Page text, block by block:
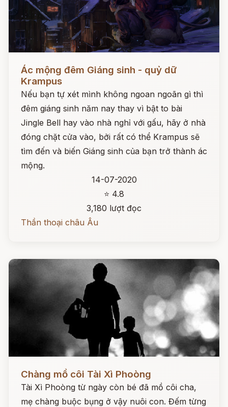
Đọc ngay
Ác mộng đêm Giáng sinh - quỷ dữ
Krampus
Nếu bạn tự xét mình không ngoan ngoãn gì thì
đêm giáng sinh năm nay thay vì bật to bài
Jingle Bell hay vào nhà nghỉ với gấu, hãy ở nhà
đóng chặt cửa vào, bởi rất có thể Krampus sẽ
tìm đến và biến Giáng sinh của bạn trở thành ác
mộng.
14-07-2020
⭐ 4.8
3,180 lượt đọc
Thần thoại châu Âu
Chàng mồ côi Tài Xì Phoòng
Tài Xì Phoòng từ ngày còn bé đã mồ côi cha,
mẹ chàng buộc bụng ở vậy nuôi con. Đếm từng